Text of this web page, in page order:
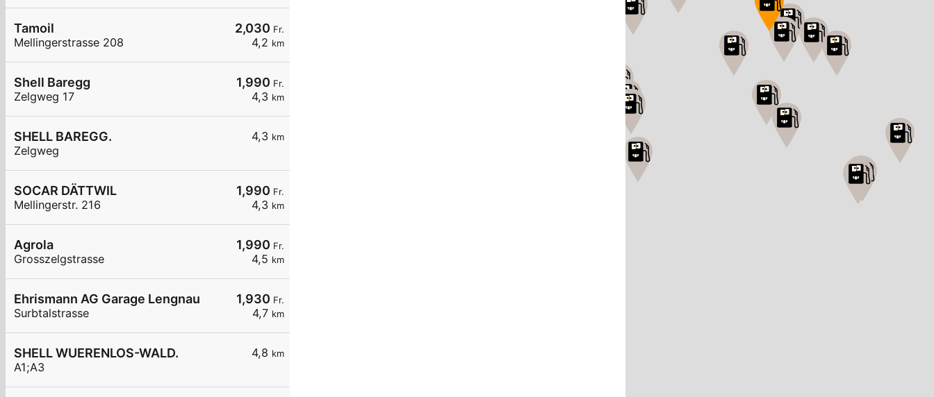
2,030 Fr.
4,2 km
Tamoil
Mellingerstrasse 208
1,990 Fr.
4,3 km
Shell Baregg
Zelgweg 17
4,3 km
SHELL BAREGG.
Zelgweg
1,990 Fr.
4,3 km
SOCAR DÄTTWIL
Mellingerstr. 216
1,990 Fr.
4,5 km
Agrola
Grosszelgstrasse
1,930 Fr.
4,7 km
Ehrismann AG Garage Lengnau
Surbtalstrasse
4,8 km
SHELL WUERENLOS-WALD.
A1;A3